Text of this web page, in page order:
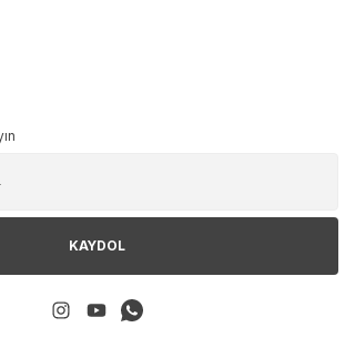
KAYDOL